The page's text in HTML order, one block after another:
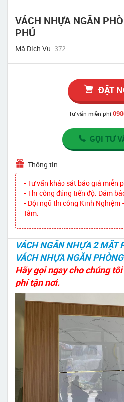
VÁCH NHỰA NGĂN
PHÚ
Mã Dịch Vụ: 372
ĐẶT
Tư vấn miễn phí
GỌI TƯ
Thông tin
- Tư vấn khảo sát báo giá miễn
- Thi công đúng tiến độ. Đảm
- Đội ngũ thi công Kinh Nghiệm
Tâm.
VÁCH NGĂN NHỰA 2 MẶT
VÁCH NHỰA NGĂN
Hãy gọi ngay cho chúng
phí tận nơi.